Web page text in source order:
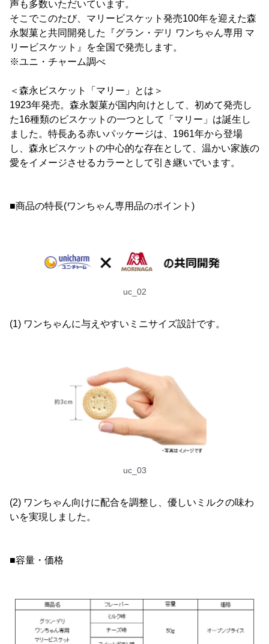
声も多数いただいています。
そこでこのたび、マリービスケット発売100年を迎えた森
永製菓と共同開発した『グラン・デリ ワンちゃん専用 マ
リービスケット』を全国で発売します。
※ユニ・チャーム調べ
＜森永ビスケット「マリー」とは＞
1923年発売。森永製菓が国内向けとして、初めて発売し
た16種類のビスケットの一つとして「マリー」は誕生し
ました。特長ある赤いパッケージは、1961年から登場
し、森永ビスケットの中心的な存在として、温かい家族の
愛をイメージさせるカラーとして引き継いでいます。
■商品の特長(ワンちゃん専用品のポイント)
uc_02
(1) ワンちゃんに与えやすいミニサイズ設計です。
uc_03
(2) ワンちゃん向けに配合を調整し、優しいミルクの味わ
いを実現しました。
■容量・価格